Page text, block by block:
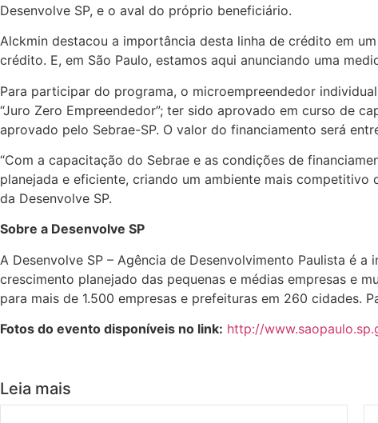
Desenvolve SP, e o aval do próprio beneficiário.
Alckmin destacou a importância desta linha de crédito em
crédito. E, em São Paulo, estamos aqui anunciando uma
Para participar do programa, o microempreendedor
“Juro Zero Empreendedor”; ter sido aprovado em curso de
aprovado pelo Sebrae-SP. O valor do financiamento será
“Com a capacitação do Sebrae e as condições de
planejada e eficiente, criando um ambiente mais competitivo
da Desenvolve SP.
Sobre a Desenvolve SP
A Desenvolve SP – Agência de Desenvolvimento Paulista é
crescimento planejado das pequenas e médias empresas e
para mais de 1.500 empresas e prefeituras em 260 cidades.
Fotos do evento disponíveis no link: http://
Leia mais